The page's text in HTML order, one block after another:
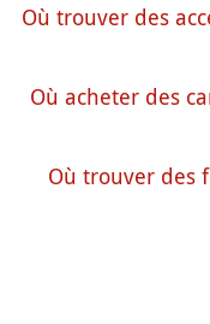
Où trouver des
Où acheter des
Où trouver des